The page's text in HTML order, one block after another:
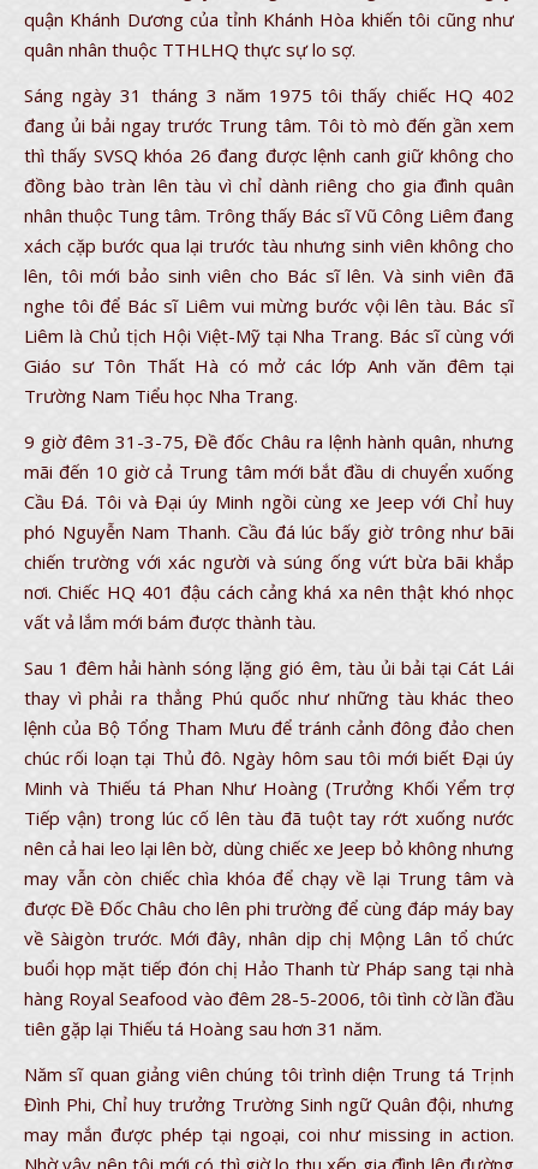
quận Khánh Dương của tỉnh Khánh Hòa khiến tôi cũng như
quân nhân thuộc TTHLHQ thực sự lo sợ.
Sáng ngày 31 tháng 3 năm 1975 tôi thấy chiếc HQ 402
đang ủi bải ngay trước Trung tâm. Tôi tò mò đến gần xem
thì thấy SVSQ khóa 26 đang được lệnh canh giữ không cho
đồng bào tràn lên tàu vì chỉ dành riêng cho gia đình quân
nhân thuộc Tung tâm. Trông thấy Bác sĩ Vũ Công Liêm đang
xách cặp bước qua lại trước tàu nhưng sinh viên không cho
lên, tôi mới bảo sinh viên cho Bác sĩ lên. Và sinh viên đã
nghe tôi để Bác sĩ Liêm vui mừng bước vội lên tàu. Bác sĩ
Liêm là Chủ tịch Hội Việt-Mỹ tại Nha Trang. Bác sĩ cùng với
Giáo sư Tôn Thất Hà có mở các lớp Anh văn đêm tại
Trường Nam Tiểu học Nha Trang.
9 giờ đêm 31-3-75, Đề đốc Châu ra lệnh hành quân, nhưng
mãi đến 10 giờ cả Trung tâm mới bắt đầu di chuyển xuống
Cầu Đá. Tôi và Đại úy Minh ngồi cùng xe Jeep với Chỉ huy
phó Nguyễn Nam Thanh. Cầu đá lúc bấy giờ trông như bãi
chiến trường với xác người và súng ống vứt bừa bãi khắp
nơi. Chiếc HQ 401 đậu cách cảng khá xa nên thật khó nhọc
vất vả lắm mới bám được thành tàu.
Sau 1 đêm hải hành sóng lặng gió êm, tàu ủi bải tại Cát Lái
thay vì phải ra thẳng Phú quốc như những tàu khác theo
lệnh của Bộ Tổng Tham Mưu để tránh cảnh đông đảo chen
chúc rối loạn tại Thủ đô. Ngày hôm sau tôi mới biết Đại úy
Minh và Thiếu tá Phan Như Hoàng (Trưởng Khối Yểm trợ
Tiếp vận) trong lúc cố lên tàu đã tuột tay rớt xuống nước
nên cả hai leo lại lên bờ, dùng chiếc xe Jeep bỏ không nhưng
may vẫn còn chiếc chìa khóa để chạy về lại Trung tâm và
được Đề Đốc Châu cho lên phi trường để cùng đáp máy bay
về Sàigòn trước. Mới đây, nhân dịp chị Mộng Lân tổ chức
buổi họp mặt tiếp đón chị Hảo Thanh từ Pháp sang tại nhà
hàng Royal Seafood vào đêm 28-5-2006, tôi tình cờ lần đầu
tiên gặp lại Thiếu tá Hoàng sau hơn 31 năm.
Năm sĩ quan giảng viên chúng tôi trình diện Trung tá Trịnh
Đình Phi, Chỉ huy trưởng Trường Sinh ngữ Quân đội, nhưng
may mắn được phép tại ngoại, coi như missing in action.
Nhờ vậy nên tôi mới có thì giờ lo thu xếp gia đình lên đường